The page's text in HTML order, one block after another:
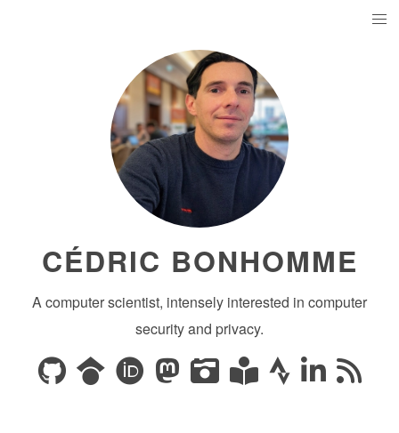
CÉDRIC BONHOMME
A computer scientist, intensely interested in computer
security and privacy.